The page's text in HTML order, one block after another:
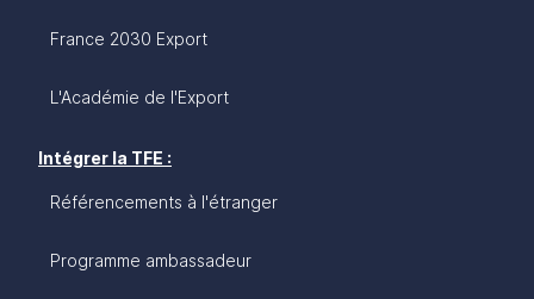
France 2030 Export
L'Académie de l'Export
Intégrer la TFE :
Référencements à l'étranger
Programme ambassadeur